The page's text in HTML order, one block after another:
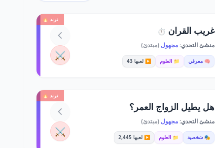
ترند 🔥
غريب القران ⏱️
منشئ التحدي:مجهول (مبتدئ)
🧠 معرفي 📁 العلوم ▶️ لعبها 43 ⚔️
ترند 🔥
هل يطيل الزواج العمر؟
منشئ التحدي:مجهول (مبتدئ)
🎭 شخصية 📁 العلوم ▶️ لعبها 2,445 ⚔️